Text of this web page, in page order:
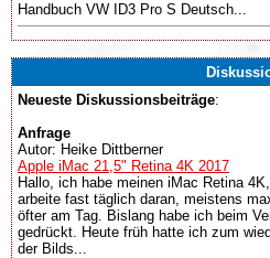
Handbuch VW ID3 Pro S Deutsch...
Neueste Diskussionsbeiträge:
Anfrage
Autor: Heike Dittberner
Apple iMac 21,5" Retina 4K 2017
Hallo, ich habe meinen iMac Retina
arbeite fast täglich daran, meistens
öfter am Tag. Bislang habe ich beim
gedrückt. Heute früh hatte ich zum
der Bilds...